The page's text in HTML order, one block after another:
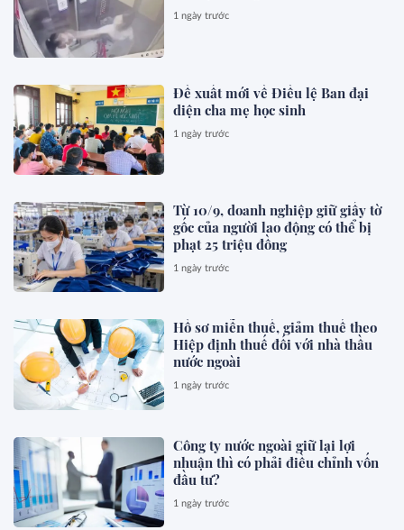
1 ngày trước
Đề xuất mới về Điều lệ Ban đại
diện cha mẹ học sinh
1 ngày trước
Từ 10/9, doanh nghiệp giữ giấy tờ
gốc của người lao động có thể bị
phạt 25 triệu đồng
1 ngày trước
Hồ sơ miễn thuế, giảm thuế theo
Hiệp định thuế đối với nhà thầu
nước ngoài
1 ngày trước
Công ty nước ngoài giữ lại lợi
nhuận thì có phải điều chỉnh vốn
đầu tư?
1 ngày trước